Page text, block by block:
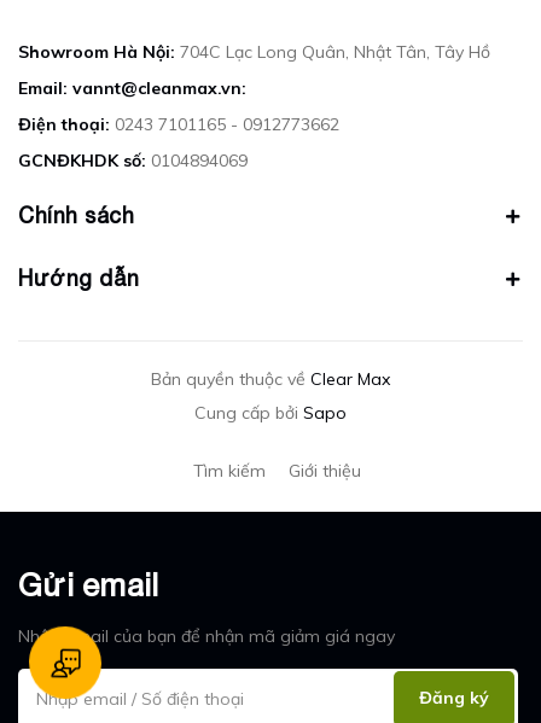
Showroom Hà Nội: 704C Lạc Long Quân, Nhật Tân, Tây Hồ
Email: vannt@cleanmax.vn:
Điện thoại: 0243 7101165 - 0912773662
GCNĐKHDK số: 0104894069
Chính sách
Hướng dẫn
Bản quyền thuộc về Clear Max
Cung cấp bởi Sapo
Tìm kiếm Giới thiệu
Gửi email
Nhập email của bạn để nhận mã giảm giá ngay
Đăng ký